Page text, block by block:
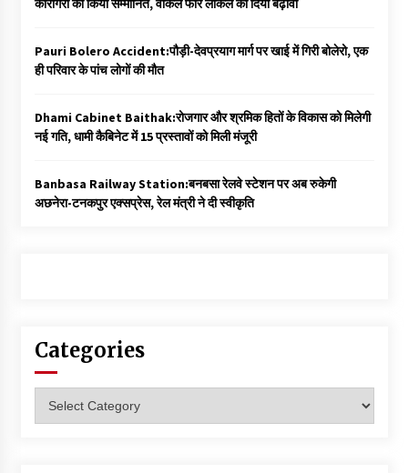
कारीगरों को किया सम्मानित, वोकल फॉर लोकल को दिया बढ़ावा
Pauri Bolero Accident:पौड़ी-देवप्रयाग मार्ग पर खाई में गिरी बोलेरो, एक
ही परिवार के पांच लोगों की मौत
Dhami Cabinet Baithak:रोजगार और श्रमिक हितों के विकास को मिलेगी
नई गति, धामी कैबिनेट में 15 प्रस्तावों को मिली मंजूरी
Banbasa Railway Station:बनबसा रेलवे स्टेशन पर अब रुकेगी
अछनेरा-टनकपुर एक्सप्रेस, रेल मंत्री ने दी स्वीकृति
Categories